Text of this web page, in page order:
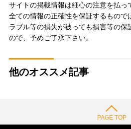
サイトの掲載情報は細心の注意を払っ
全ての情報の正確性を保証するもので
ラブル等の損失が被っても損害等の保
ので、予めご了承下さい。
他のオススメ記事
PAGE TOP